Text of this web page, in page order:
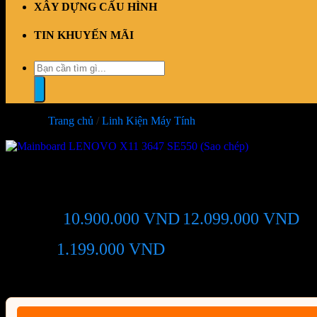
XÂY DỰNG CẤU HÌNH
TIN KHUYẾN MÃI
Tìm
kiếm:
Trang chủ / Linh Kiện Máy Tính
10.900.000 VND 12.099.000 VND
1.199.000 VND